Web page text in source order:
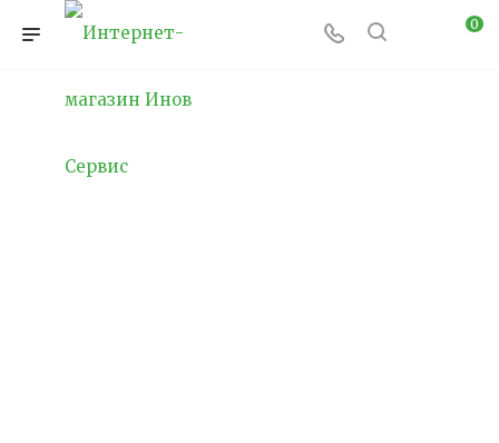
0
детских и спортивных